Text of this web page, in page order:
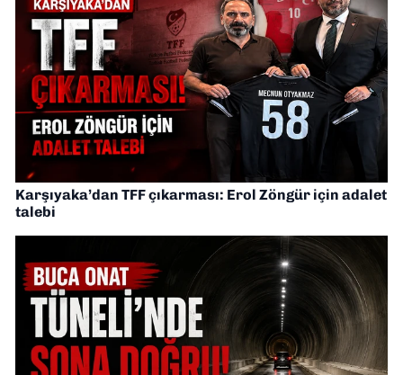
Karşıyaka’dan TFF çıkarması: Erol Zöngür için adalet
talebi